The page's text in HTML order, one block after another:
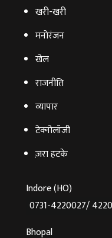
खरी-खरी
मनोरंजन
खेल
राजनीति
व्‍यापार
टेक्‍नोलॉजी
ज़रा हटके
Indore (HO)
0731-4220027/
Bhopal